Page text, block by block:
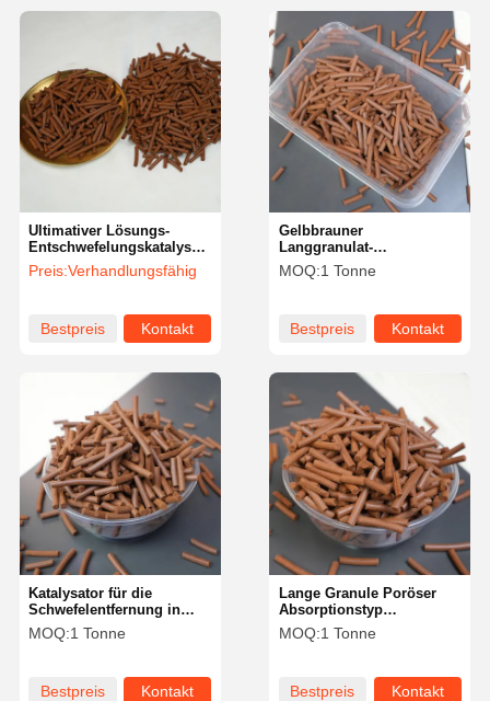
Gelbbrauner
Langgranulat-
Entschwefelungskatalysator
für industrielle
MOQ:1 Tonne
Bestpreis Kontakt
Ultimativer Lösungs-
Entschwefelungskatalysator
zur Einhaltung von
Umweltvorschriften in
Preis:Verhandlungsfähig
Bestpreis Kontakt
Lange Granule Poröser
Absorptionstyp
Katalysator zur
Entsulfurisierung Gelb
die Wasseraufbereitung
MOQ:1 Tonne
Bestpreis Kontakt
Katalysator für die
Schwefelentfernung in
langen Granulaten zur
Verbesserung der
MOQ:1 Tonne
Bestpreis Kontakt